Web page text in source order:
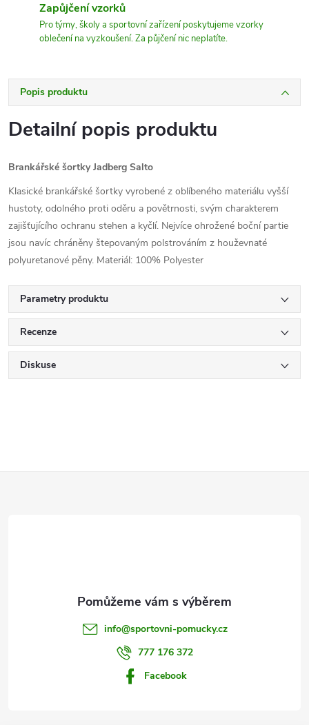
Zapůjčení vzorků
Pro týmy, školy a sportovní zařízení poskytujeme vzorky
oblečení na vyzkoušení. Za půjčení nic neplatíte.
Popis produktu
Detailní popis produktu
Brankářské šortky Jadberg Salto
Klasické brankářské šortky vyrobené z oblíbeného materiálu vyšší
hustoty, odolného proti oděru a povětrnosti, svým charakterem
zajišťujícího ochranu stehen a kyčlí. Nejvíce ohrožené boční partie
jsou navíc chráněny štepovaným polstrováním z houževnaté
polyuretanové pěny. Materiál: 100% Polyester
Parametry produktu
Recenze
Diskuse
info@sportovni-pomucky.cz
777 176 372
Facebook